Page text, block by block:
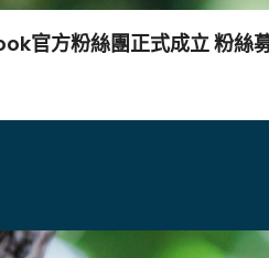
官方粉絲團正式成立 粉絲